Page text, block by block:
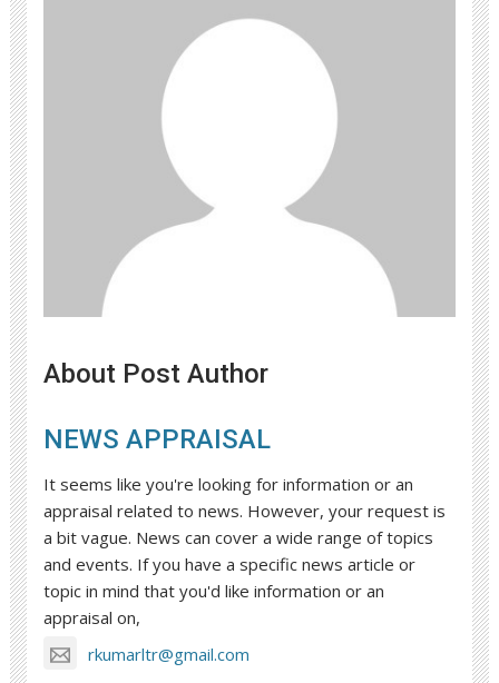
About Post Author
NEWS APPRAISAL
It seems like you're looking for information or an
appraisal related to news. However, your request is
a bit vague. News can cover a wide range of topics
and events. If you have a specific news article or
topic in mind that you'd like information or an
appraisal on,
rkumarltr@gmail.com